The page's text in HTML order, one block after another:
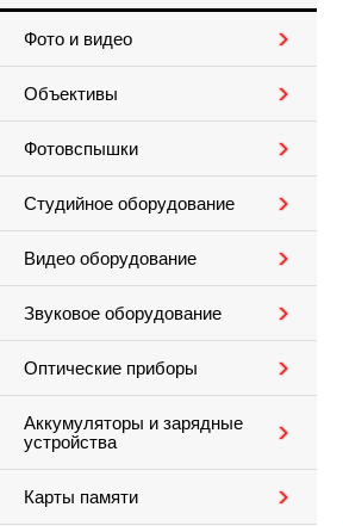
Фото и видео
Объективы
Фотовспышки
Студийное оборудование
Видео оборудование
Звуковое оборудование
Оптические приборы
Аккумуляторы и зарядные
устройства
Карты памяти